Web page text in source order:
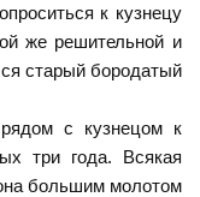
к кузнецу
же решительной и
старый бородатый
с кузнецом к
три года. Всякая
большим молотом